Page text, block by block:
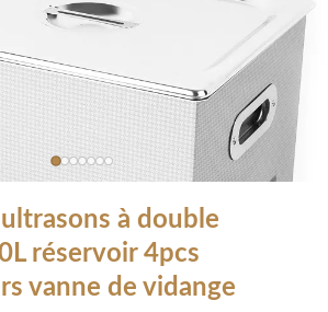
à double
réservoir 4pcs
vanne de vidange